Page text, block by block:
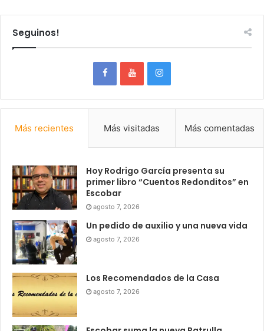
Seguinos!
Más recientes Más visitadas Más comentadas
Hoy Rodrigo García presenta su
primer libro “Cuentos Redonditos” en
Escobar
agosto 7, 2026
Un pedido de auxilio y una nueva vida
agosto 7, 2026
Los Recomendados de la Casa
agosto 7, 2026